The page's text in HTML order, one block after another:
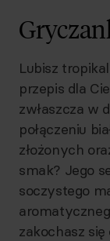
Lubisz
przepis dla
zwłaszcza w
połączeniu
złożonych
smak? Jego
soczystego
zakochasz